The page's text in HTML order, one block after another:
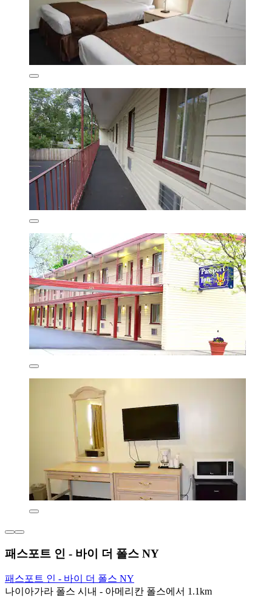
패스포트 인 - 바이 더 폴스 NY
패스포트 인 - 바이 더 폴스 NY
나이아가라 폴스 시내 - 아메리칸 폴스에서 1.1km